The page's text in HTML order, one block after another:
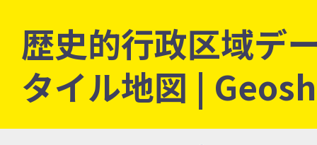
歴史的行政区域デ
タイル地図 |